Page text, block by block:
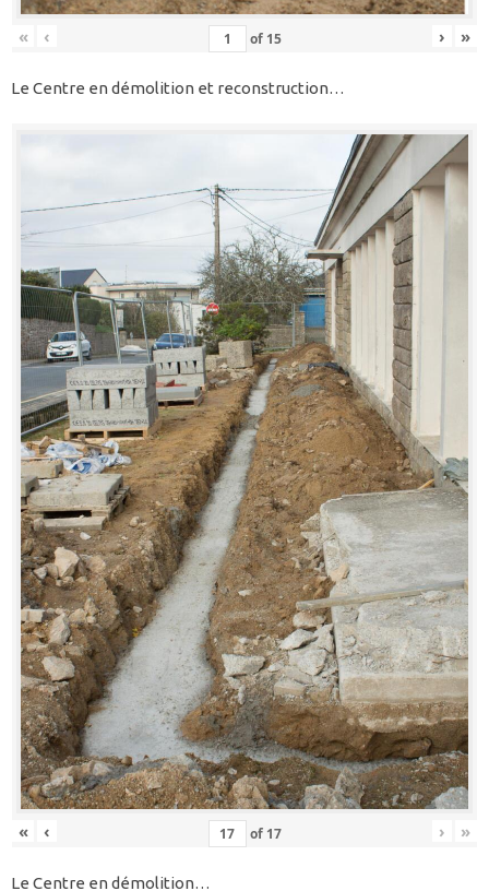
« ‹ of 15 › »
Le Centre en démolition et reconstruction…
« ‹ of 17 › »
Le Centre en démolition…